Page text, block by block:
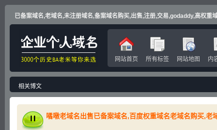
已备案域名,老域名,未注册域名,备案域名购买,出售,注册,交易,godaddy,高权重
网站首页 所有标签 网站地图 内
相关博文